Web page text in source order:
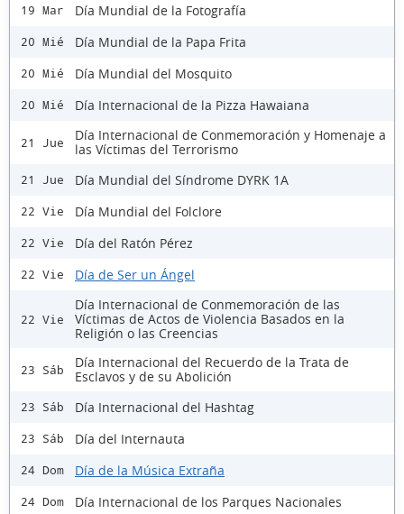
19 Mar Día Mundial de la Fotografía
20 Mié Día Mundial de la Papa Frita
20 Mié Día Mundial del Mosquito
20 Mié Día Internacional de la Pizza Hawaiana
21 Jue
Día Internacional de Conmemoración y Homenaje a
las Víctimas del Terrorismo
21 Jue Día Mundial del Síndrome DYRK 1A
22 Vie Día Mundial del Folclore
22 Vie Día del Ratón Pérez
22 Vie Día de Ser un Ángel
22 Vie
Día Internacional de Conmemoración de las
Víctimas de Actos de Violencia Basados en la
Religión o las Creencias
23 Sáb
Día Internacional del Recuerdo de la Trata de
Esclavos y de su Abolición
23 Sáb Día Internacional del Hashtag
23 Sáb Día del Internauta
24 Dom Día de la Música Extraña
24 Dom Día Internacional de los Parques Nacionales